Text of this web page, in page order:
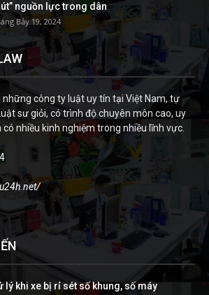
nguồn lực trong dân
Bảy 19, 2024
những công ty luật uy tín tại Việt Nam, tự
sư giỏi, có trình độ chuyên môn cao, uy
nhiều kinh nghiệm trong nhiều lĩnh vực.
lý khi xe bị rỉ sét số khung, số máy